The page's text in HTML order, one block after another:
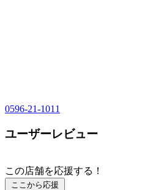
0596-21-1011
ユーザーレビュー
この店舗を応援する！
ここから応援